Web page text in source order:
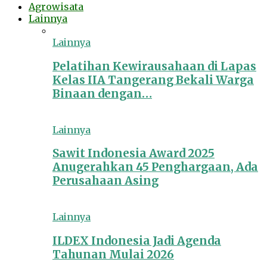
Agrowisata
Lainnya
Lainnya
Pelatihan Kewirausahaan di Lapas
Kelas IIA Tangerang Bekali Warga
Binaan dengan…
Lainnya
Sawit Indonesia Award 2025
Anugerahkan 45 Penghargaan, Ada
Perusahaan Asing
Lainnya
ILDEX Indonesia Jadi Agenda
Tahunan Mulai 2026